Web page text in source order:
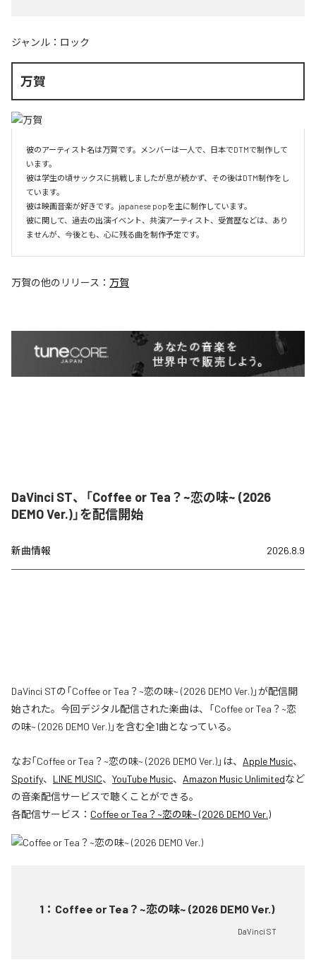
ジャンル： ロック
万賀
彼のアーティスト名は万賀です。メンバーは一人で、日本でDTMで制作して
います。
彼は学生の頃サックスに挑戦しましたが息が続かず、その後はDTM制作をし
ています。
彼は映画音楽が好きです。japanese popを主に制作しています。
彼に関して、過去の出演イベント、共演アーティスト、受賞歴などは、あり
ませんが、今後とも、心に残る曲を制作予定です。
万賀の他のリリース： 万賀
DaVinci ST、「Coffee or Tea？~恋の味~ (2026
DEMO Ver.)」を配信開始
新曲情報 2026.8.9
DaVinci STの「Coffee or Tea？~恋の味~ (2026 DEMO Ver.)」が配信開
始された。今回デジタル配信された楽曲は、「Coffee or Tea？~恋
の味~ (2026 DEMO Ver.)」を含む全1曲となっている。
なお「Coffee or Tea？~恋の味~ (2026 DEMO Ver.)」は、 Apple Music、
Spotify、 LINE MUSIC、 YouTube Music、 Amazon Music Unlimitedなど
の音楽配信サービスで聴くことができる。
各配信サービス： Coffee or Tea？~恋の味~ (2026 DEMO Ver.)
1 ： Coffee or Tea？~恋の味~ (2026 DEMO Ver.)
DaVinci ST